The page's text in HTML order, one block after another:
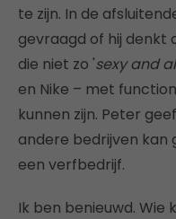
te zijn. In de
gevraagd of hij denkt
die niet zo 'sexy and
en Nike – met
kunnen zijn. Peter
andere bedrijven kan
een verfbedrijf.
Ik ben benieuwd.